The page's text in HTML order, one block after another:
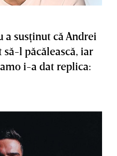
a susţinut că Andrei
l păcălească, iar
i-a dat replica: